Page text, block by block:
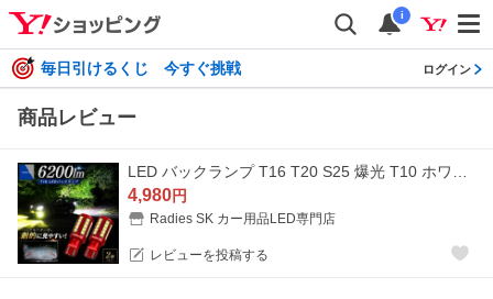
i
毎日引けるくじ 今すぐ挑戦 ログイン
商品レビュー
4,980円
Radies SK カー用品LED専門店
レビューを投稿する